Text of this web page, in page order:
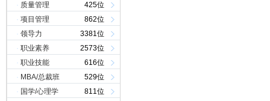
· 质量管理
425位
· 项目管理
862位
· 领导力
3381位
· 职业素养
2573位
· 职业技能
616位
· MBA/总裁班
529位
· 国学/心理学
811位